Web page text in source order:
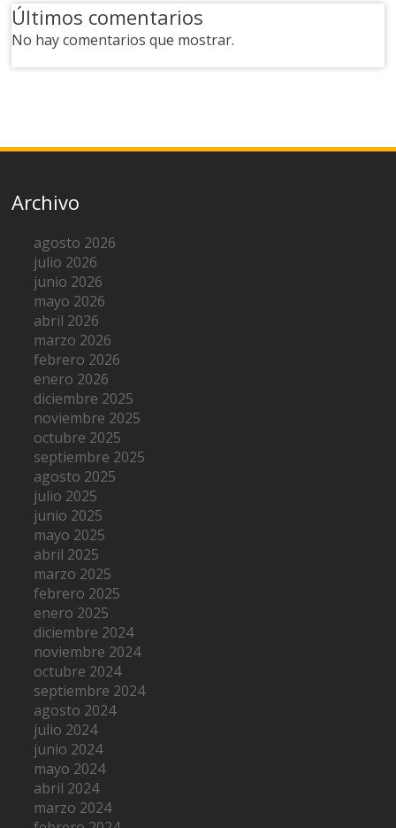
Últimos comentarios
No hay comentarios que mostrar.
Archivo
agosto 2026
julio 2026
junio 2026
mayo 2026
abril 2026
marzo 2026
febrero 2026
enero 2026
diciembre 2025
noviembre 2025
octubre 2025
septiembre 2025
agosto 2025
julio 2025
junio 2025
mayo 2025
abril 2025
marzo 2025
febrero 2025
enero 2025
diciembre 2024
noviembre 2024
octubre 2024
septiembre 2024
agosto 2024
julio 2024
junio 2024
mayo 2024
abril 2024
marzo 2024